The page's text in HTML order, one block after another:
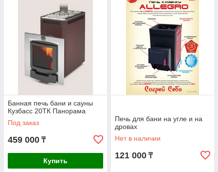
Банная печь бани и сауны
Кузбасс 20ТК Панорама
Под заказ
459 000 ₸
Купить
Печь для бани на угле и на
дровах
Нет в наличии
121 000 ₸